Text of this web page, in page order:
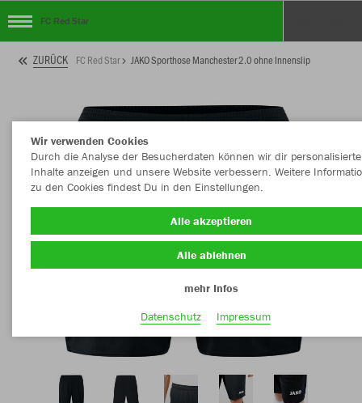
FC Red Star
ZURÜCK FC Red Star JAKO Sporthose Manchester 2.0 ohne Innenslip
Wir verwenden Cookies
Durch die Analyse der Besucherdaten können wir dir personalisierte
Inhalte anzeigen und unsere Website verbessern. Weitere
zu den Cookies findest Du in den Einstellungen.
Alle akzeptieren
Alle ablehnen
mehr Infos
Datenschutz
Impressum